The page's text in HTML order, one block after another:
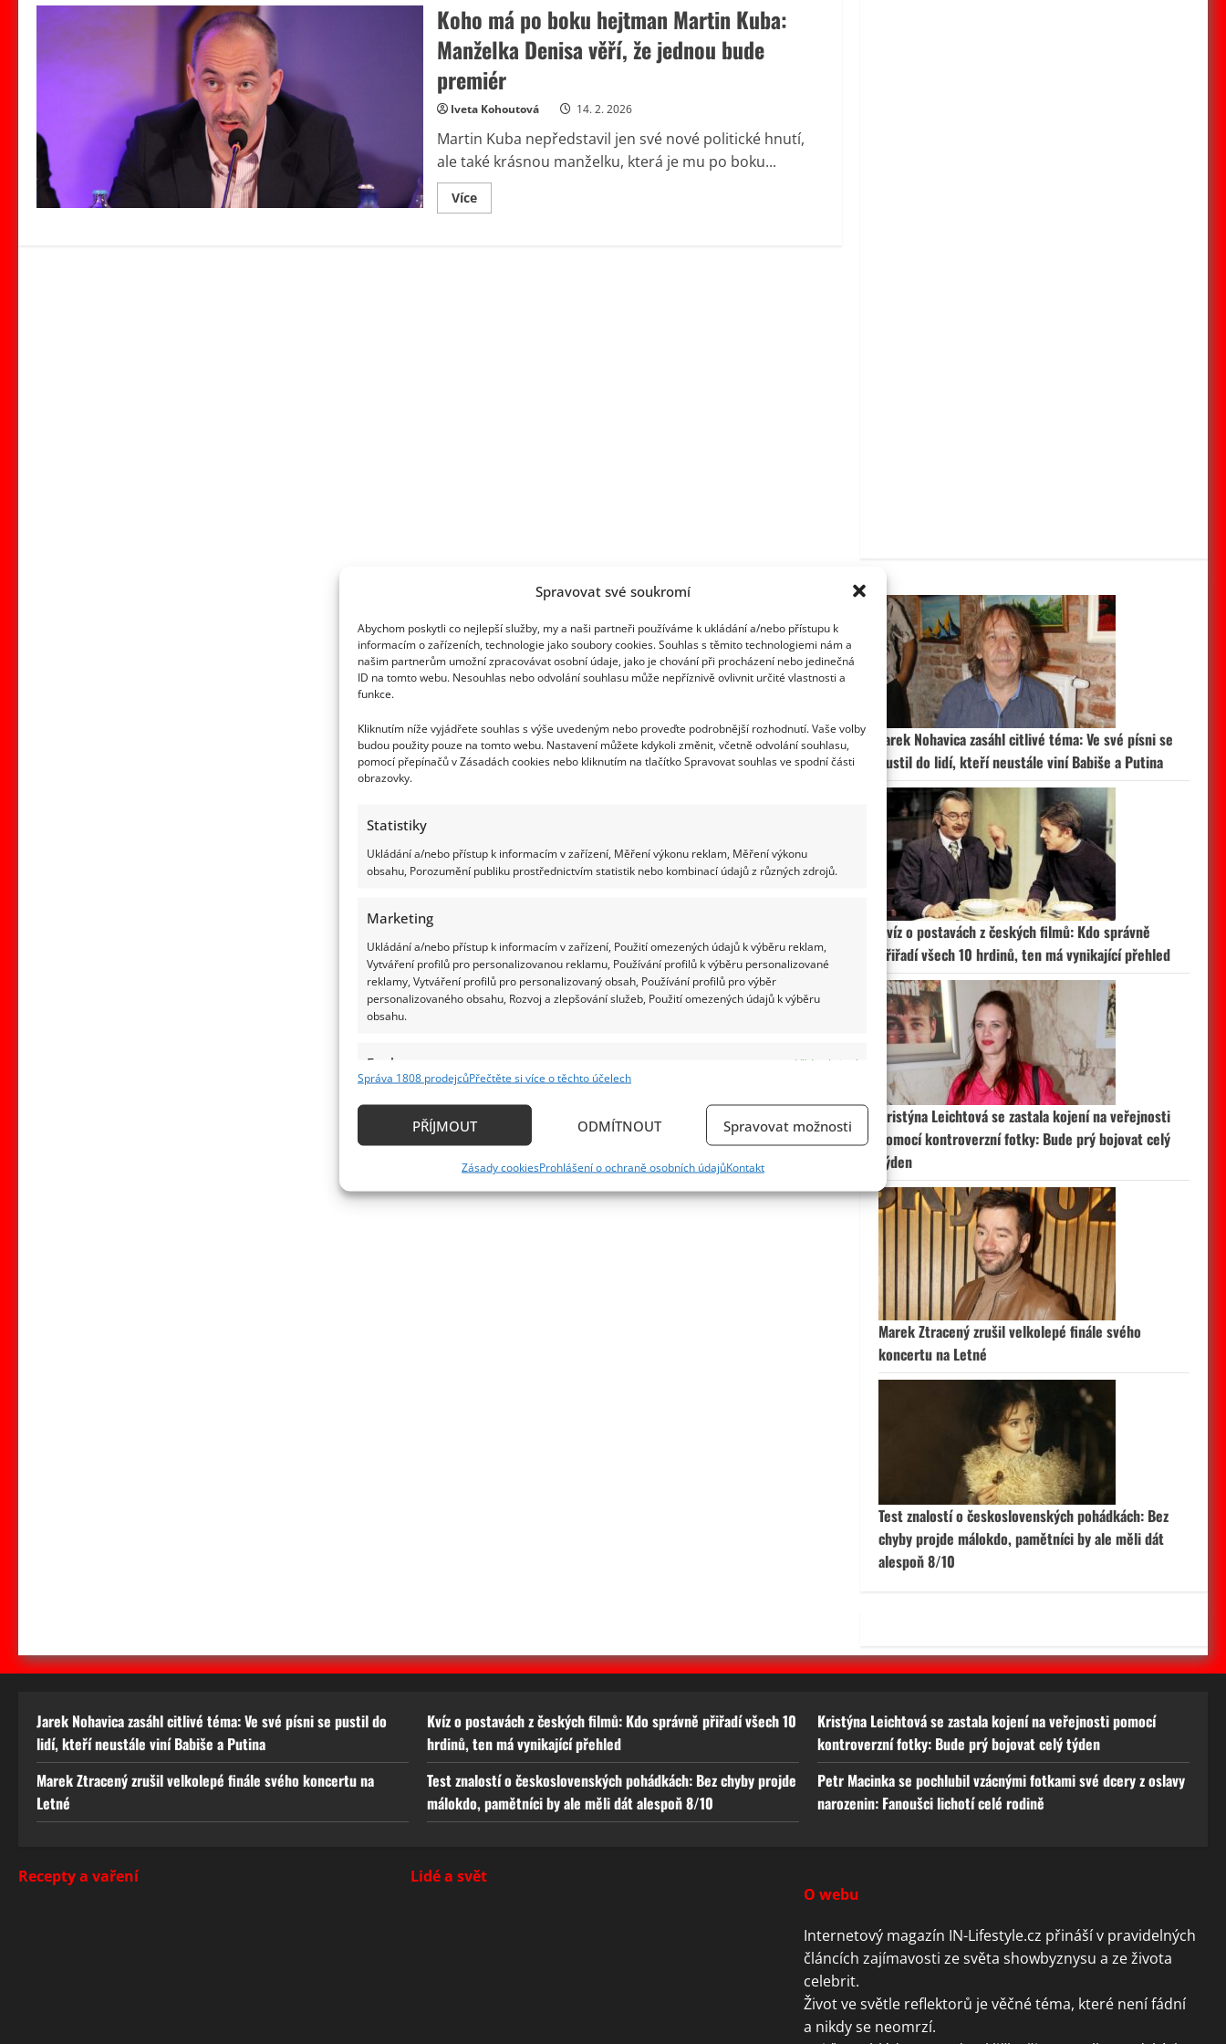
Spravovat své soukromí
Abychom poskytli co nejlepší služby, my a naši partneři používáme k ukládání a/nebo přístupu k
informacím o zařízeních, technologie jako soubory cookies. Souhlas s těmito technologiemi nám a
našim partnerům umožní zpracovávat osobní údaje, jako je chování při procházení nebo jedinečná
ID na tomto webu. Nesouhlas nebo odvolání souhlasu může nepříznivě ovlivnit určité vlastnosti a
funkce.
Kliknutím níže vyjádřete souhlas s výše uvedeným nebo proveďte podrobnější rozhodnutí. Vaše volby
budou použity pouze na tomto webu. Nastavení můžete kdykoli změnit, včetně odvolání souhlasu,
pomocí přepínačů v Zásadách cookies nebo kliknutím na tlačítko Spravovat souhlas ve spodní části
obrazovky.
Statistiky
Ukládání a/nebo přístup k informacím v zařízení, Měření výkonu reklam, Měření výkonu
obsahu, Porozumění publiku prostřednictvím statistik nebo kombinací údajů z různých zdrojů.
Marketing
Ukládání a/nebo přístup k informacím v zařízení, Použití omezených údajů k výběru reklam,
Vytváření profilů pro personalizovanou reklamu, Používání profilů k výběru personalizované
reklamy, Vytváření profilů pro personalizovaný obsah, Používání profilů pro výběr
personalizovaného obsahu, Rozvoj a zlepšování služeb, Použití omezených údajů k výběru
obsahu.
Funkce
Vždy aktivní
Identifikace zařízení na základě automaticky přenášených informací.
základě aktivně požadovaných informací.
Správa 1808 prodejcůPřečtěte si více o těchto účelech
PŘÍJMOUT ODMÍTNOUT Spravovat možnosti
Zásady cookiesProhlášení o ochraně osobních údajůKontakt
Koho má po boku hejtman Martin Kuba:
Manželka Denisa věří, že jednou bude
premiér
Iveta Kohoutová 14. 2. 2026
Martin Kuba nepředstavil jen své nové politické hnutí,
ale také krásnou manželku, která je mu po boku...
VíceRead
more
Jarek Nohavica zasáhl citlivé téma: Ve své písni se
pustil do lidí, kteří neustále viní Babiše a Putina
Kvíz o postavách z českých filmů: Kdo správně
přiřadí všech 10 hrdinů, ten má vynikající přehled
Kristýna Leichtová se zastala kojení na veřejnosti
pomocí kontroverzní fotky: Bude prý bojovat celý
týden
Marek Ztracený zrušil velkolepé finále svého
koncertu na Letné
Test znalostí o československých pohádkách: Bez
chyby projde málokdo, pamětníci by ale měli dát
alespoň 8/10
Jarek Nohavica zasáhl citlivé téma: Ve své písni se pustil do
lidí, kteří neustále viní Babiše a Putina
Kvíz o postavách z českých filmů: Kdo správně přiřadí všech 10
hrdinů, ten má vynikající přehled
Kristýna Leichtová se zastala kojení na veřejnosti pomocí
kontroverzní fotky: Bude prý bojovat celý týden
Marek Ztracený zrušil velkolepé finále svého koncertu na
Letné
Test znalostí o československých pohádkách: Bez chyby projde
málokdo, pamětníci by ale měli dát alespoň 8/10
Petr Macinka se pochlubil vzácnými fotkami své dcery z oslavy
narozenin: Fanoušci lichotí celé rodině
Recepty a vaření
Lidé a svět
O webu
Internetový magazín IN-Lifestyle.cz přináší v pravidelných
článcích zajímavosti ze světa showbyznysu a ze života
celebrit.
Život ve světle reflektorů je věčné téma, které není fádní
a nikdy se neomrzí.